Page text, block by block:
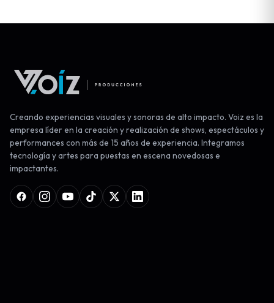
Creando experiencias visuales y sonoras de alto impacto. Voiz es la
empresa líder en la creación y realización de shows, espectáculos y
performances con más de 15 años de experiencia. Integramos
tecnología y artes para puestas en escena novedosas e
impactantes.